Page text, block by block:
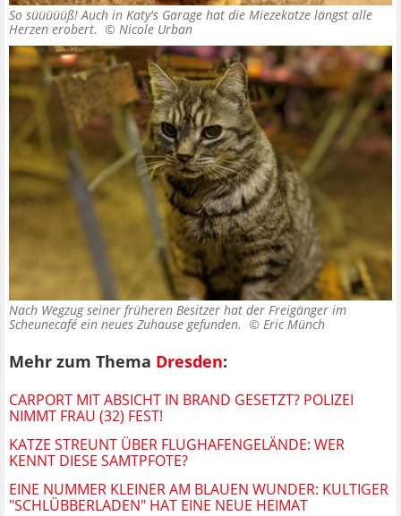
So süüüüüß! Auch in Katy's Garage hat die Miezekatze längst alle
Herzen erobert. © Nicole Urban
Nach Wegzug seiner früheren Besitzer hat der Freigänger im
Scheunecafé ein neues Zuhause gefunden. © Eric Münch
Mehr zum Thema Dresden:
CARPORT MIT ABSICHT IN BRAND GESETZT? POLIZEI
NIMMT FRAU (32) FEST!
KATZE STREUNT ÜBER FLUGHAFENGELÄNDE: WER
KENNT DIESE SAMTPFOTE?
EINE NUMMER KLEINER AM BLAUEN WUNDER: KULTIGER
"SCHLÜBBERLADEN" HAT EINE NEUE HEIMAT